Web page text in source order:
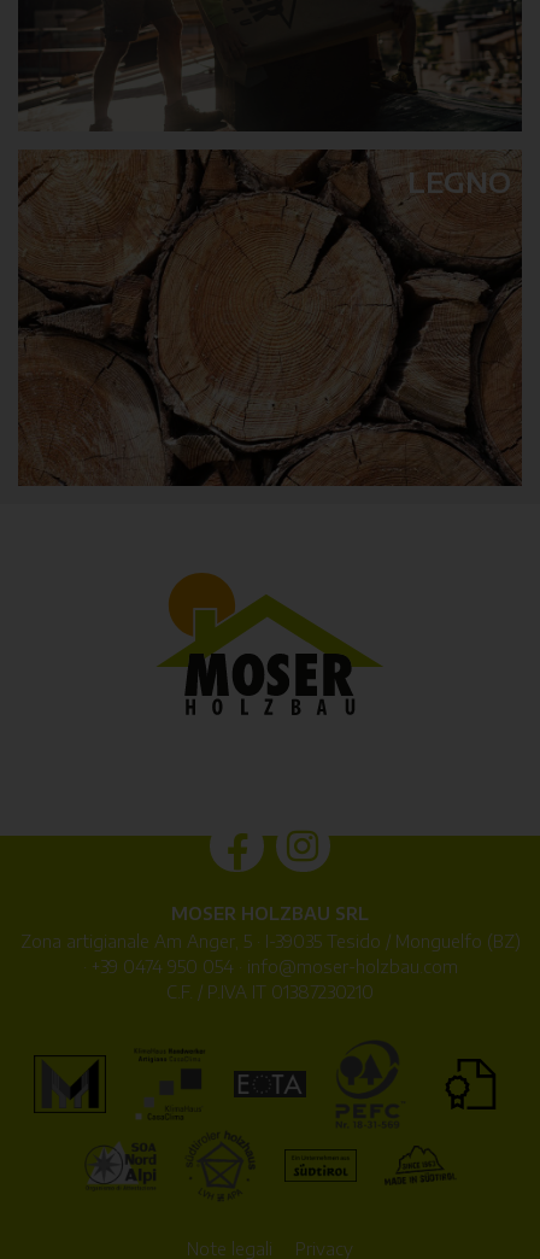
LEGNO
MOSER HOLZBAU SRL
Zona artigianale Am Anger, 5 · I-39035 Tesido / Monguelfo (BZ)
· +39 0474 950 054 · info@moser-holzbau.com
C.F. / P.IVA IT 01387230210
Note legali Privacy